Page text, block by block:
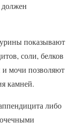
показывают
соли, белков
и мочи позволяют
камней.
либо